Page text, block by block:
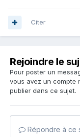
Citer
Rejoindre le
Pour poster un
vous avez un compte
publier dans ce sujet.
Répondre à ce